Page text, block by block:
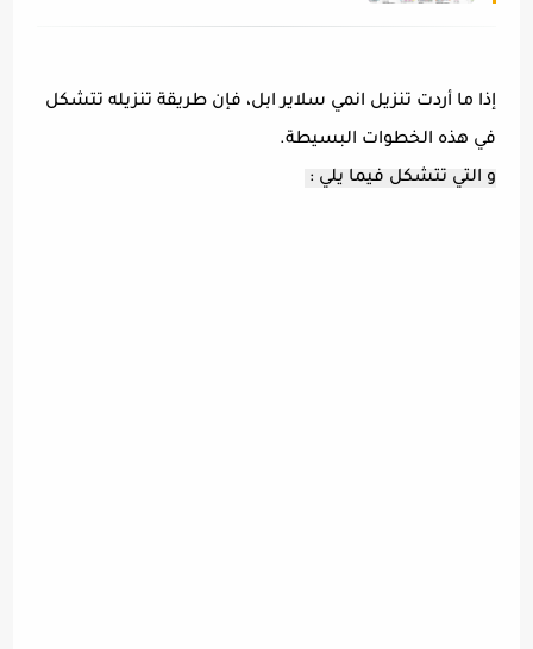
إذا ما أردت تنزيل انمي سلاير ابل، فإن طريقة تنزيله تتشكل
في هذه الخطوات البسيطة.
و التي تتشكل فيما يلي :